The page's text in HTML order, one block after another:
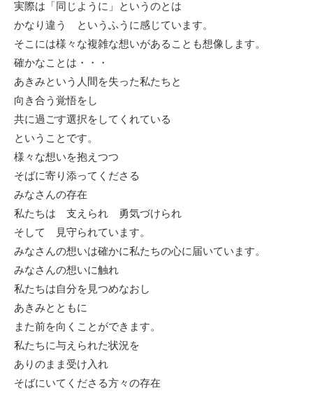
実際は「同じように」というのとは
かなり違う というふうに感じています。
そこには様々な複雑な想いがあることも想像します。
確かなことは・・・
あきみという人間を失った私たちと
向き合う覚悟をし
共に過ごす選択をしてくれている
ということです。
様々な想いを抱えつつ
そばに寄り添ってくださる
みなさんの存在
私たちは 支えられ 勇気づけられ
そして 見守られています。
みなさんの想いは確かに私たちの心に届いています。
みなさんの想いに触れ
私たちは自分を見つめなおし
あきみとともに
また前を向くことができます。
私たちに与えられた状況を
ありのまま受け入れ
そばにいてくださる方々の存在